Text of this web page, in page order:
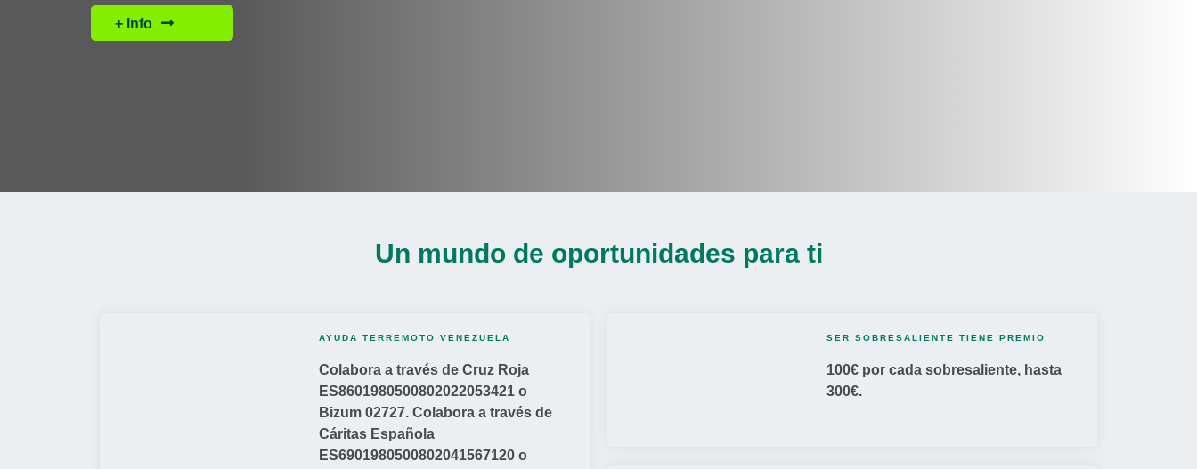
+ Info
Un mundo de oportunidades para ti
AYUDA TERREMOTO VENEZUELA
Colabora a través de Cruz Roja
ES8601980500802022053421 o
Bizum 02727. Colabora a través de
Cáritas Española
ES6901980500802041567120 o
SER SOBRESALIENTE TIENE PREMIO
100€ por cada sobresaliente, hasta
300€.